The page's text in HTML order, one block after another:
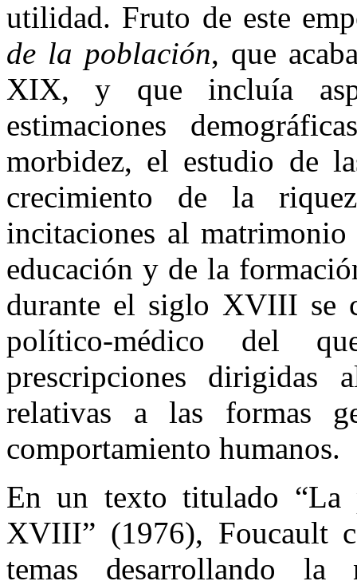
utilidad. Fruto de este
de la población, que
XIX, y que incluía
estimaciones
morbidez, el estudio de
crecimiento de la
incitaciones al
educación y de la
durante el siglo XVIII se
político-médico del
prescripciones
relativas a las formas
comportamiento humanos.
En un texto titulado
XVIII” (1976), Foucault
temas desarrollando